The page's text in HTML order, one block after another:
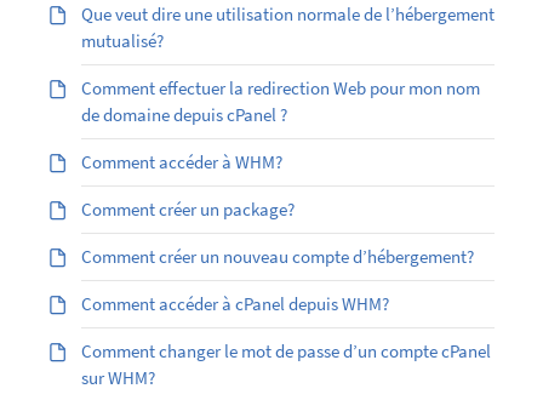
Que veut dire une utilisation normale de l’hébergement
mutualisé?
Comment effectuer la redirection Web pour mon nom
de domaine depuis cPanel ?
Comment accéder à WHM?
Comment créer un package?
Comment créer un nouveau compte d’hébergement?
Comment accéder à cPanel depuis WHM?
Comment changer le mot de passe d’un compte cPanel
sur WHM?